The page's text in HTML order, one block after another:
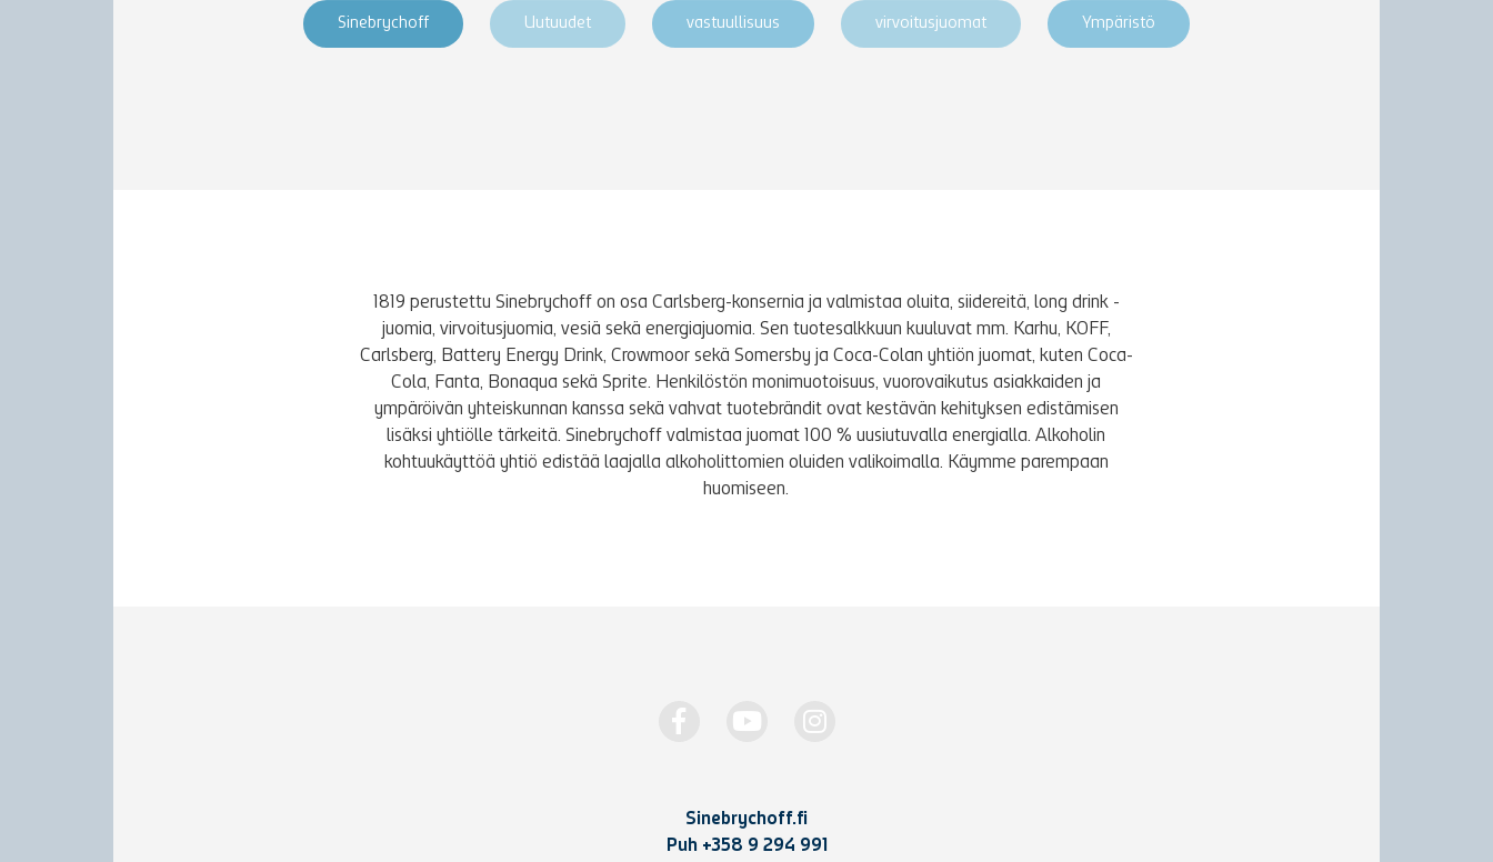
Sinebrychoff Uutuudet vastuullisuus virvoitusjuomat Ympäristö
1819 perustettu Sinebrychoff on osa Carlsberg-konsernia ja valmistaa oluita, siidereitä, long drink -
juomia, virvoitusjuomia, vesiä sekä energiajuomia. Sen tuotesalkkuun kuuluvat mm. Karhu, KOFF,
Carlsberg, Battery Energy Drink, Crowmoor sekä Somersby ja Coca-Colan yhtiön juomat, kuten Coca-
Cola, Fanta, Bonaqua sekä Sprite. Henkilöstön monimuotoisuus, vuorovaikutus asiakkaiden ja
ympäröivän yhteiskunnan kanssa sekä vahvat tuotebrändit ovat kestävän kehityksen edistämisen
lisäksi yhtiölle tärkeitä. Sinebrychoff valmistaa juomat 100 % uusiutuvalla energialla. Alkoholin
kohtuukäyttöä yhtiö edistää laajalla alkoholittomien oluiden valikoimalla. Käymme parempaan
huomiseen.
Sinebrychoff.fi
Puh +358 9 294 991